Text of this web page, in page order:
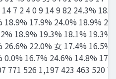
7 2 4 0 9 14 9 82 24.3%
18.9% 17.9% 24.0% 18.9%
18.9% 19.3% 18.1% 19.3%
26.6% 22.0% 女 17.4% 16.5%
0.0% 16.7% 24.6% 14.8%
771 526 1,197 423 463 520